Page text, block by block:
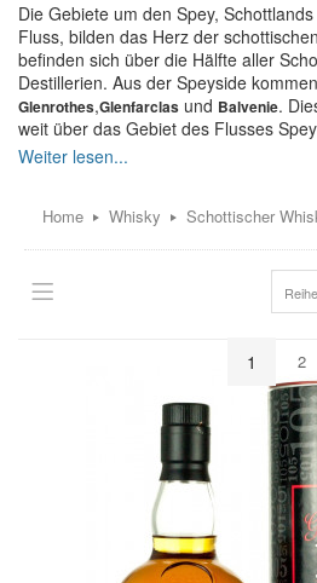
Die Gebiete um den Spey,
Fluss, bilden das Herz der
befinden sich über die Hälfte aller
Destillerien. Aus der Speyside
Glenrothes,Glenfarclas und Balvenie.
weit über das Gebiet des Flusses
eine geopolitische Einheit handelt,
Destillerien Schottlands. Die Region
die für die Whiskyherstellung
Gerste gibt es reichlich. 1823 war es
die als erste überhaupt eine Lizenz
DER GESCHMACK DER
Die Single Malts aus der Speyside
Whiskys. Sie erfreuen mit klassischen
Früchten, wie Äpfel und Birnen, sowie
komplexen, eleganten und
komponiert werden. Haben sie ein
Home Whisky Schottischer
1 2